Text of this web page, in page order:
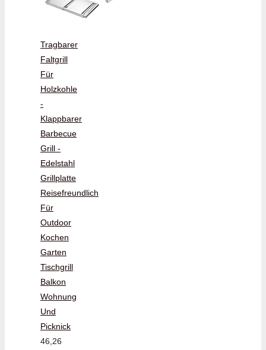
Tragbarer
Faltgrill
Für
Holzkohle
-
Klappbarer
Barbecue
Grill -
Edelstahl
Grillplatte
Reisefreundlich
Für
Outdoor
Kochen
Garten
Tischgrill
Balkon
Wohnung
Und
Picknick
46,26